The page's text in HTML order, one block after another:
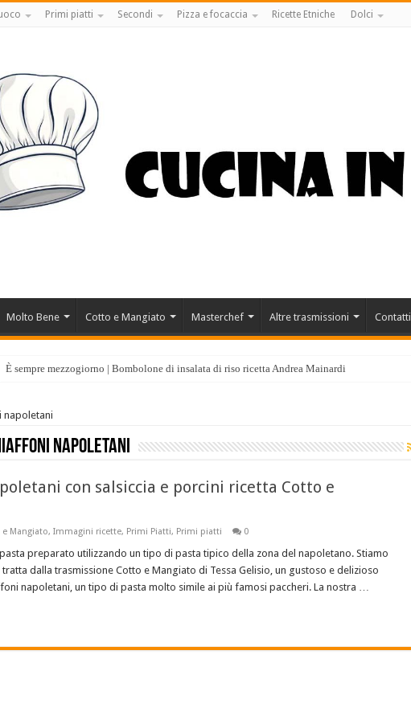
Primi piatti Secondi Pizza e focaccia Ricette Etniche Dolci
Molto Bene Cotto e Mangiato Masterchef Altre trasmissioni Contatti
È sempre mezzogiorno | Bombolone di insalata di riso ricetta Andrea Mainardi
napoletani
napoletani
con salsiccia e porcini ricetta Cotto e
e Mangiato, Immagini ricette, Primi Piatti, Primi piatti 0
preparato utilizzando un tipo di pasta tipico della zona del napoletano. Stiamo
dalla trasmissione Cotto e Mangiato di Tessa Gelisio, un gustoso e delizioso
napoletani, un tipo di pasta molto simile ai più famosi paccheri. La nostra …